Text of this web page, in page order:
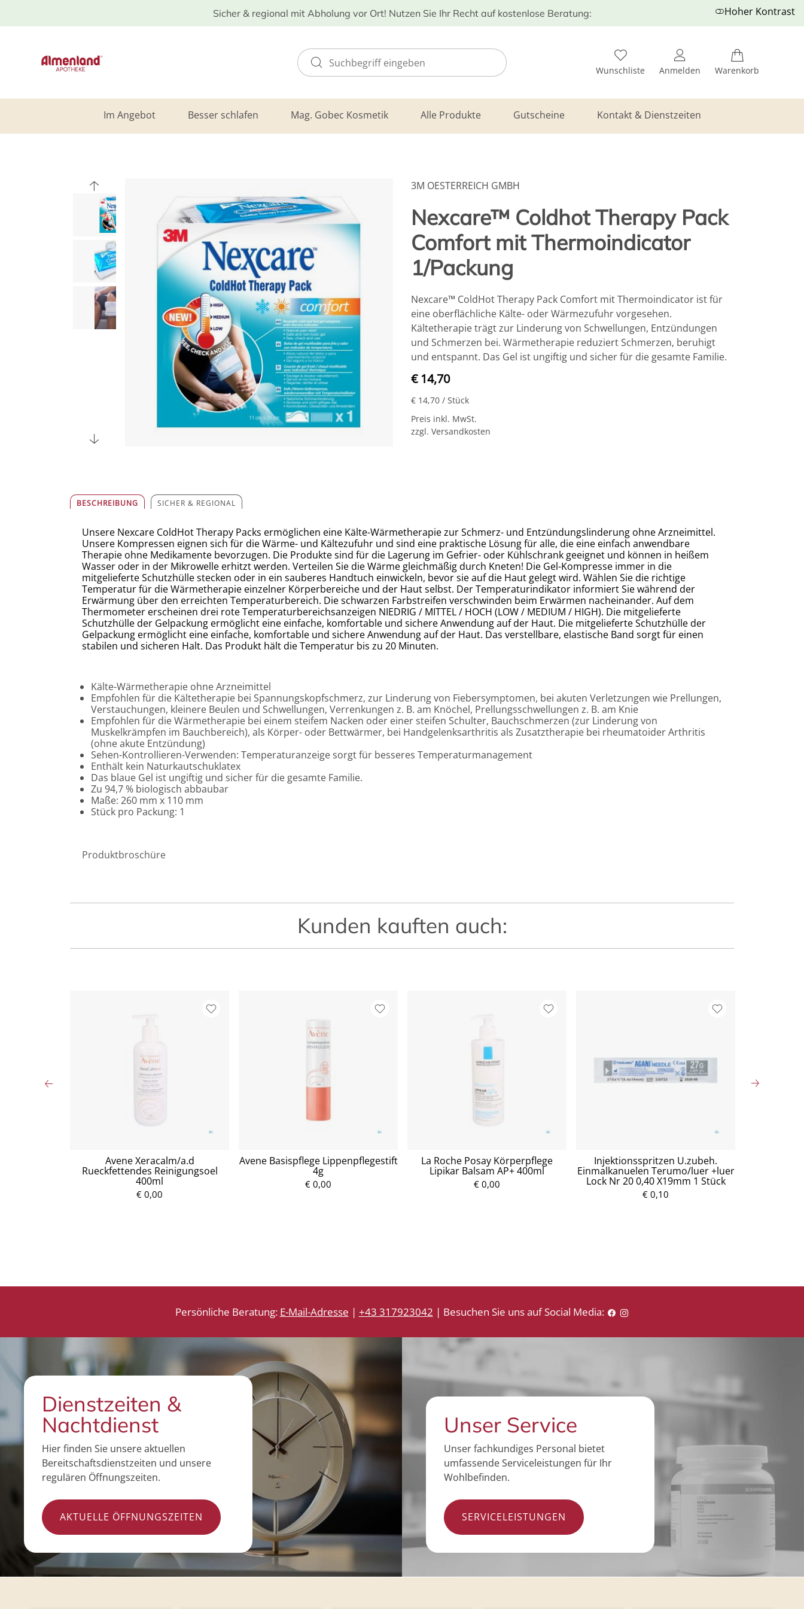
Sicher & regional mit Abholung vor Ort! Nutzen Sie Ihr Recht auf kostenlose Beratung: Hoher Kontrast
Wunschliste Anmelden Warenkorb
Im Angebot Besser schlafen Mag. Gobec Kosmetik Alle Produkte Gutscheine Kontakt & Dienstzeiten
3M OESTERREICH GMBH
Nexcare™ Coldhot Therapy Pack
Comfort mit Thermoindicator
1/Packung
Nexcare™ ColdHot Therapy Pack Comfort mit Thermoindicator ist für
eine oberflächliche Kälte- oder Wärmezufuhr vorgesehen.
Kältetherapie trägt zur Linderung von Schwellungen, Entzündungen
und Schmerzen bei. Wärmetherapie reduziert Schmerzen, beruhigt
und entspannt. Das Gel ist ungiftig und sicher für die gesamte Familie.
€ 14,70
€ 14,70 / Stück
Preis inkl. MwSt.
zzgl. Versandkosten
BESCHREIBUNG SICHER & REGIONAL
Unsere Nexcare ColdHot Therapy Packs ermöglichen eine Kälte-Wärmetherapie zur Schmerz- und Entzündungslinderung ohne Arzneimittel.
Unsere Kompressen eignen sich für die Wärme- und Kältezufuhr und sind eine praktische Lösung für alle, die eine einfach anwendbare
Therapie ohne Medikamente bevorzugen. Die Produkte sind für die Lagerung im Gefrier- oder Kühlschrank geeignet und können in heißem
Wasser oder in der Mikrowelle erhitzt werden. Verteilen Sie die Wärme gleichmäßig durch Kneten! Die Gel-Kompresse immer in die
mitgelieferte Schutzhülle stecken oder in ein sauberes Handtuch einwickeln, bevor sie auf die Haut gelegt wird. Wählen Sie die richtige
Temperatur für die Wärmetherapie einzelner Körperbereiche und der Haut selbst. Der Temperaturindikator informiert Sie während der
Erwärmung über den erreichten Temperaturbereich. Die schwarzen Farbstreifen verschwinden beim Erwärmen nacheinander. Auf dem
Thermometer erscheinen drei rote Temperaturbereichsanzeigen NIEDRIG / MITTEL / HOCH (LOW / MEDIUM / HIGH). Die mitgelieferte
Schutzhülle der Gelpackung ermöglicht eine einfache, komfortable und sichere Anwendung auf der Haut. Die mitgelieferte Schutzhülle der
Gelpackung ermöglicht eine einfache, komfortable und sichere Anwendung auf der Haut. Das verstellbare, elastische Band sorgt für einen
stabilen und sicheren Halt. Das Produkt hält die Temperatur bis zu 20 Minuten.
Kälte-Wärmetherapie ohne Arzneimittel
Empfohlen für die Kältetherapie bei Spannungskopfschmerz, zur Linderung von Fiebersymptomen, bei akuten Verletzungen wie Prellungen,
Verstauchungen, kleinere Beulen und Schwellungen, Verrenkungen z. B. am Knöchel, Prellungsschwellungen z. B. am Knie
Empfohlen für die Wärmetherapie bei einem steifem Nacken oder einer steifen Schulter, Bauchschmerzen (zur Linderung von
Muskelkrämpfen im Bauchbereich), als Körper- oder Bettwärmer, bei Handgelenksarthritis als Zusatztherapie bei rheumatoider Arthritis
(ohne akute Entzündung)
Sehen-Kontrollieren-Verwenden: Temperaturanzeige sorgt für besseres Temperaturmanagement
Enthält kein Naturkautschuklatex
Das blaue Gel ist ungiftig und sicher für die gesamte Familie.
Zu 94,7 % biologisch abbaubar
Maße: 260 mm x 110 mm
Stück pro Packung: 1
Produktbroschüre
Kunden kauften auch:
Avene Xeracalm/a.d
Rueckfettendes Reinigungsoel
400ml
€ 0,00
Avene Basispflege Lippenpflegestift
4g
€ 0,00
La Roche Posay Körperpflege
Lipikar Balsam AP+ 400ml
€ 0,00
Injektionsspritzen U.zubeh.
Einmalkanuelen Terumo/luer +luer
Lock Nr 20 0,40 X19mm 1 Stück
€ 0,10
P
r
P
P
P
Persönliche Beratung: E-Mail-Adresse | +43 317923042 | Besuchen Sie uns auf Social Media:
Dienstzeiten &
Nachtdienst
Hier finden Sie unsere aktuellen
Bereitschaftsdienstzeiten und unsere
regulären Öffnungszeiten.
AKTUELLE ÖFFNUNGSZEITEN
Unser Service
Unser fachkundiges Personal bietet
umfassende Serviceleistungen für Ihr
Wohlbefinden.
SERVICELEISTUNGEN